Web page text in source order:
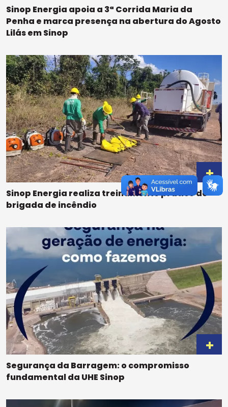
Sinop Energia apoia a 3ª Corrida Maria da
Penha e marca presença na abertura do Agosto
Lilás em Sinop
Sinop Energia realiza treinamento prático de
brigada de incêndio
Segurança da Barragem: o compromisso
fundamental da UHE Sinop